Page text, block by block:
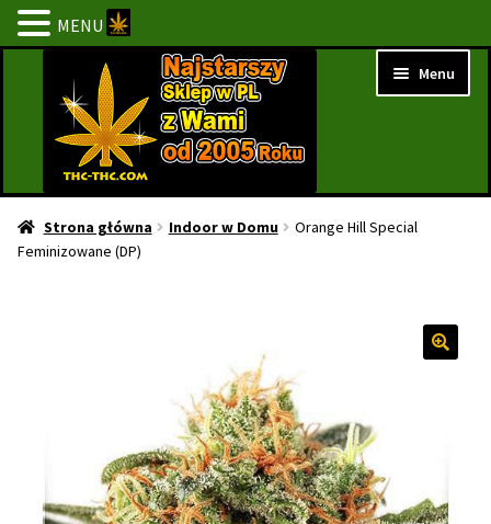
nawigacji
treści
Menu
Strona Główna
PROMOCJE 1+1
NAJLEPSZE OKAZJE
Strona główna Indoor w Domu
Orange Hill Special
Feminizowane (DP)
MENU